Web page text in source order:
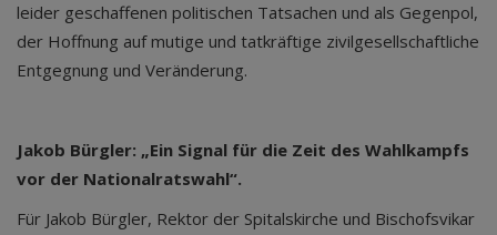
leider geschaffenen politischen Tatsachen und als Gegenpol,
der Hoffnung auf mutige und tatkräftige zivilgesellschaftliche
Entgegnung und Veränderung.
Jakob Bürgler: „Ein Signal für die Zeit des Wahlkampfs
vor der Nationalratswahl“.
Für Jakob Bürgler, Rektor der Spitalskirche und Bischofsvikar